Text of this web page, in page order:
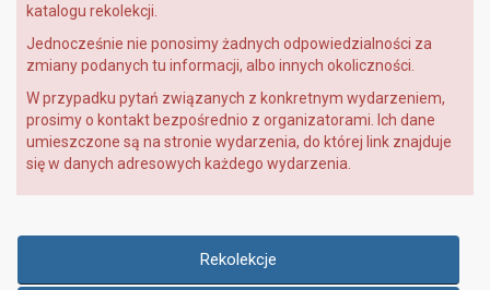
katalogu rekolekcji.
Jednocześnie nie ponosimy żadnych odpowiedzialności za
zmiany podanych tu informacji, albo innych okoliczności.
W przypadku pytań związanych z konkretnym wydarzeniem,
prosimy o kontakt bezpośrednio z organizatorami. Ich dane
umieszczone są na stronie wydarzenia, do której link znajduje
się w danych adresowych każdego wydarzenia.
Rekolekcje